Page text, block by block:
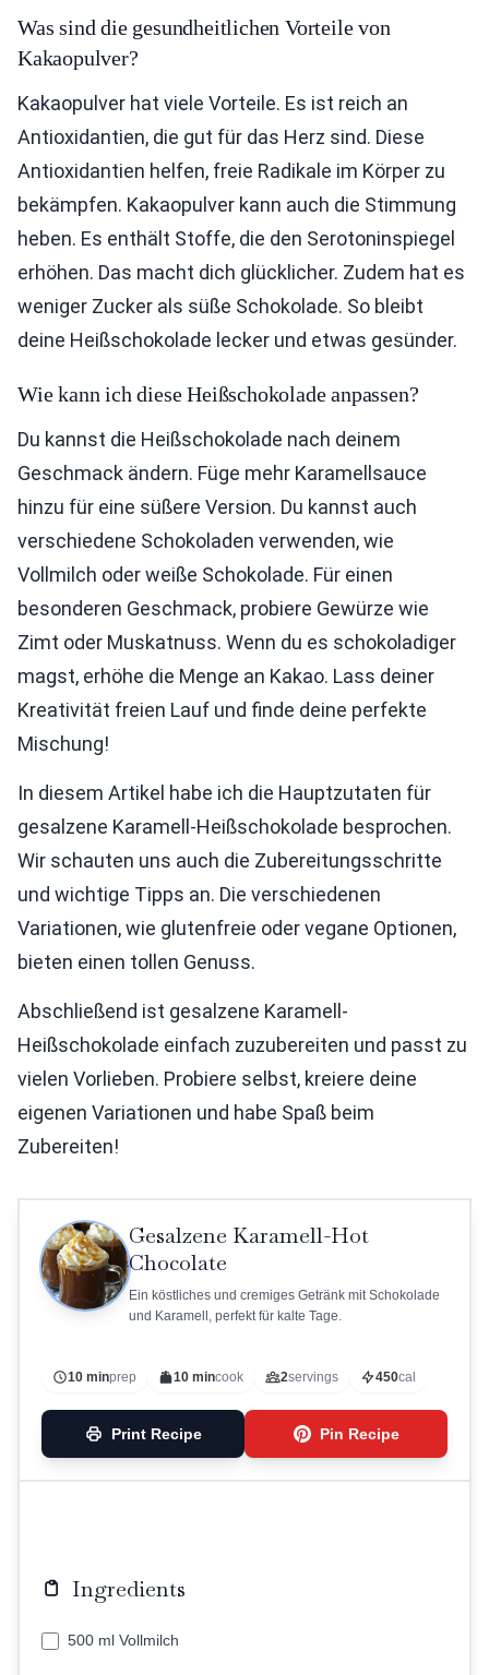
Was sind die gesundheitlichen Vorteile von
Kakaopulver?
Kakaopulver hat viele Vorteile. Es ist reich an
Antioxidantien, die gut für das Herz sind. Diese
Antioxidantien helfen, freie Radikale im Körper zu
bekämpfen. Kakaopulver kann auch die Stimmung
heben. Es enthält Stoffe, die den Serotoninspiegel
erhöhen. Das macht dich glücklicher. Zudem hat es
weniger Zucker als süße Schokolade. So bleibt
deine Heißschokolade lecker und etwas gesünder.
Wie kann ich diese Heißschokolade anpassen?
Du kannst die Heißschokolade nach deinem
Geschmack ändern. Füge mehr Karamellsauce
hinzu für eine süßere Version. Du kannst auch
verschiedene Schokoladen verwenden, wie
Vollmilch oder weiße Schokolade. Für einen
besonderen Geschmack, probiere Gewürze wie
Zimt oder Muskatnuss. Wenn du es schokoladiger
magst, erhöhe die Menge an Kakao. Lass deiner
Kreativität freien Lauf und finde deine perfekte
Mischung!
In diesem Artikel habe ich die Hauptzutaten für
gesalzene Karamell-Heißschokolade besprochen.
Wir schauten uns auch die Zubereitungsschritte
und wichtige Tipps an. Die verschiedenen
Variationen, wie glutenfreie oder vegane Optionen,
bieten einen tollen Genuss.
Abschließend ist gesalzene Karamell-
Heißschokolade einfach zuzubereiten und passt zu
vielen Vorlieben. Probiere selbst, kreiere deine
eigenen Variationen und habe Spaß beim
Zubereiten!
Gesalzene Karamell-Hot
Chocolate
Ein köstliches und cremiges Getränk mit Schokolade
und Karamell, perfekt für kalte Tage.
10 minprep 10 mincook 2servings 450cal
Print Recipe Pin Recipe
Ingredients
500 ml Vollmilch